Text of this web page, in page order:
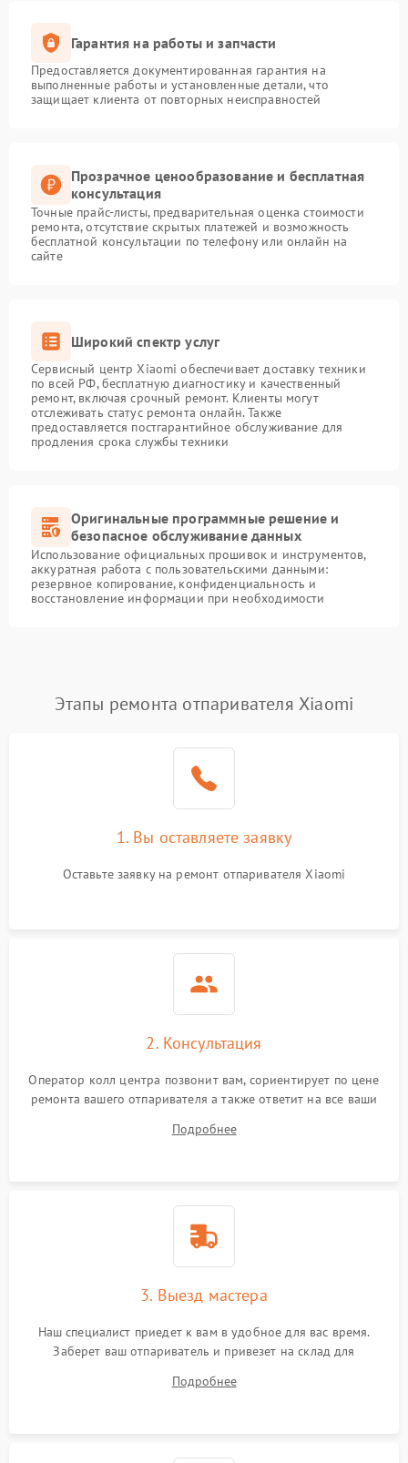
Гарантия на работы и запчасти
Предоставляется документированная гарантия на
выполненные работы и установленные детали, что
защищает клиента от повторных неисправностей
Прозрачное ценообразование и бесплатная
консультация
Точные прайс-листы, предварительная оценка стоимости
ремонта, отсутствие скрытых платежей и возможность
бесплатной консультации по телефону или онлайн на
сайте
Широкий спектр услуг
Сервисный центр Xiaomi обеспечивает доставку техники
по всей РФ, бесплатную диагностику и качественный
ремонт, включая срочный ремонт. Клиенты могут
отслеживать статус ремонта онлайн. Также
предоставляется постгарантийное обслуживание для
продления срока службы техники
Оригинальные программные решение и
безопасное обслуживание данных
Использование официальных прошивок и инструментов,
аккуратная работа с пользовательскими данными:
резервное копирование, конфиденциальность и
восстановление информации при необходимости
Этапы ремонта отпаривателя Xiaomi
1. Вы оставляете заявку
Оставьте заявку на ремонт отпаривателя Xiaomi
2. Консультация
Оператор колл центра позвонит вам, сориентирует по цене
ремонта вашего отпаривателя а также ответит на все ваши
Подробнее
3. Выезд мастера
Наш специалист приедет к вам в удобное для вас время.
Заберет ваш отпариватель и привезет на склад для
Подробнее